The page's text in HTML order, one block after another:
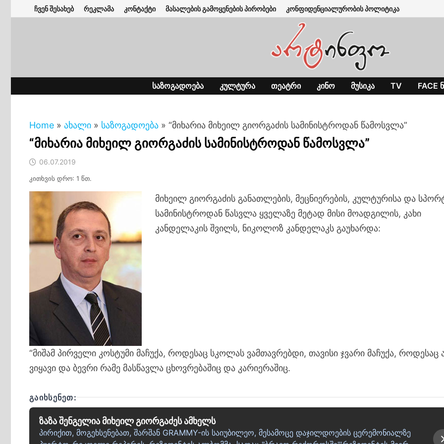
to
ჩვენ შესახებ რეკლამა კონტაქტი მასალების გამოყენების პირობები კონფიდენციალურობის პოლიტიკა
ᲡᲐᲖᲝᲒᲐᲓᲝᲔᲑᲐ ᲙᲣᲚᲢᲣᲠᲐ ᲗᲔᲐᲢᲠᲘ ᲙᲘᲜᲝ ᲛᲣᲡᲘᲙᲐ TV FACE
Home » ახალი » საზოგადოება » “მიხარია მიხეილ გიორგაძის სამინისტროდან წამოსვლა”
“მიხარია მიხეილ გიორგაძის სამინისტროდან წამოსვლა”
06.07.2019
კითხვის დრო: 1 წთ.
მიხეილ გიორგაძის განათლების, მეცნიერების, კულტურისა და
სამინისტროდან წასვლა ყველაზე მეტად მისი მოადგილის, კახი
კანდელაკის შვილს, ნიკოლოზ კანდელაკს გაუხარდა:
“მიშამ პირველი კოსტუმი მაჩუქა, როდესაც სკოლას ვამთავრებდი, თავისი ჯვარი მაჩუქა, როდესაც
ვიყავი და ბევრი რამე მასწავლა ცხოვრებაშიც და კარიერაშიც.
ᲒᲐᲘᲮᲡᲔᲜᲔᲗ:
ზაზა შენგელია მიხეილ გიორგაძეს ამხელს
პირიქით, მოგეხსენებათ, შარშან GRAMMY-ის საიუბილეო, მესამოცე დაჯილდოების ცერემონიალზე